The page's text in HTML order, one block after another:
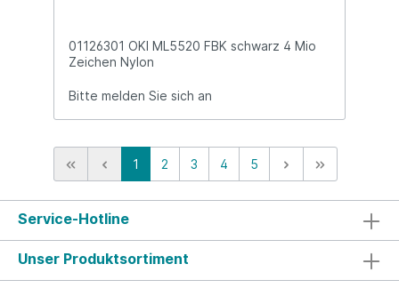
01126301 OKI ML5520 FBK schwarz 4 Mio
Zeichen Nylon
Bitte melden Sie sich an
1 2 3 4 5
Service-Hotline
Unser Produktsortiment